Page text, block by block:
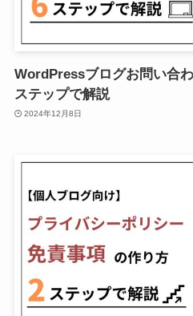
WordPressブログお問い合
ステップで解説
2024年12月8日